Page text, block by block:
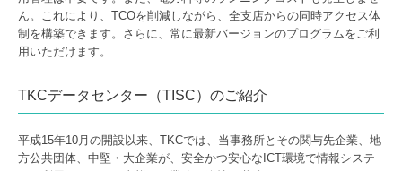
ん。これにより、TCOを削減しながら、全支店からの同時アクセス体
制を構築できます。さらに、常に最新バージョンのプログラムをご利
用いただけます。
TKCデータセンター（TISC）のご紹介
平成15年10月の開設以来、TKCでは、当事務所とその関与先企業、地
方公共団体、中堅・大企業が、安全かつ安心なICT環境で情報システ